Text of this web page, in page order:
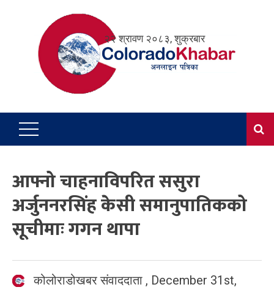
२२ श्रावण २०८३, शुक्रबार
आफ्नो चाहनाविपरित ससुरा
अर्जुननरसिंह केसी समानुपातिकको
सूचीमाः गगन थापा
कोलोराडोखबर संवाददाता , December 31st,